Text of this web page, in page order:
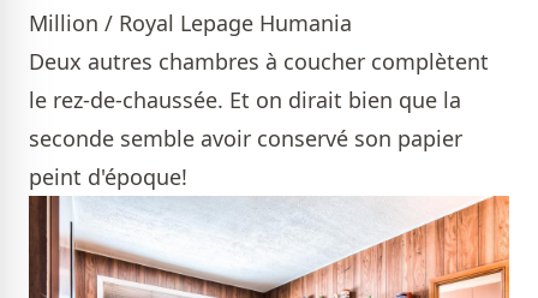
Million / Royal Lepage Humania
Deux autres chambres à coucher complètent
le rez-de-chaussée. Et on dirait bien que la
seconde semble avoir conservé son papier
peint d'époque!